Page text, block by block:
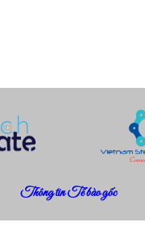
Thông tin Tế bào gốc